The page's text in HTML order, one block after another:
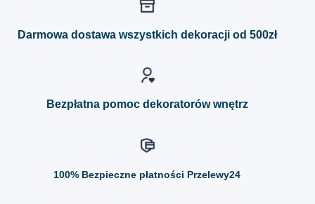
można
Darmowa dostawa wszystkich dekoracji od 500zł
Bezpłatna pomoc dekoratorów wnętrz
100% Bezpieczne płatności Przelewy24